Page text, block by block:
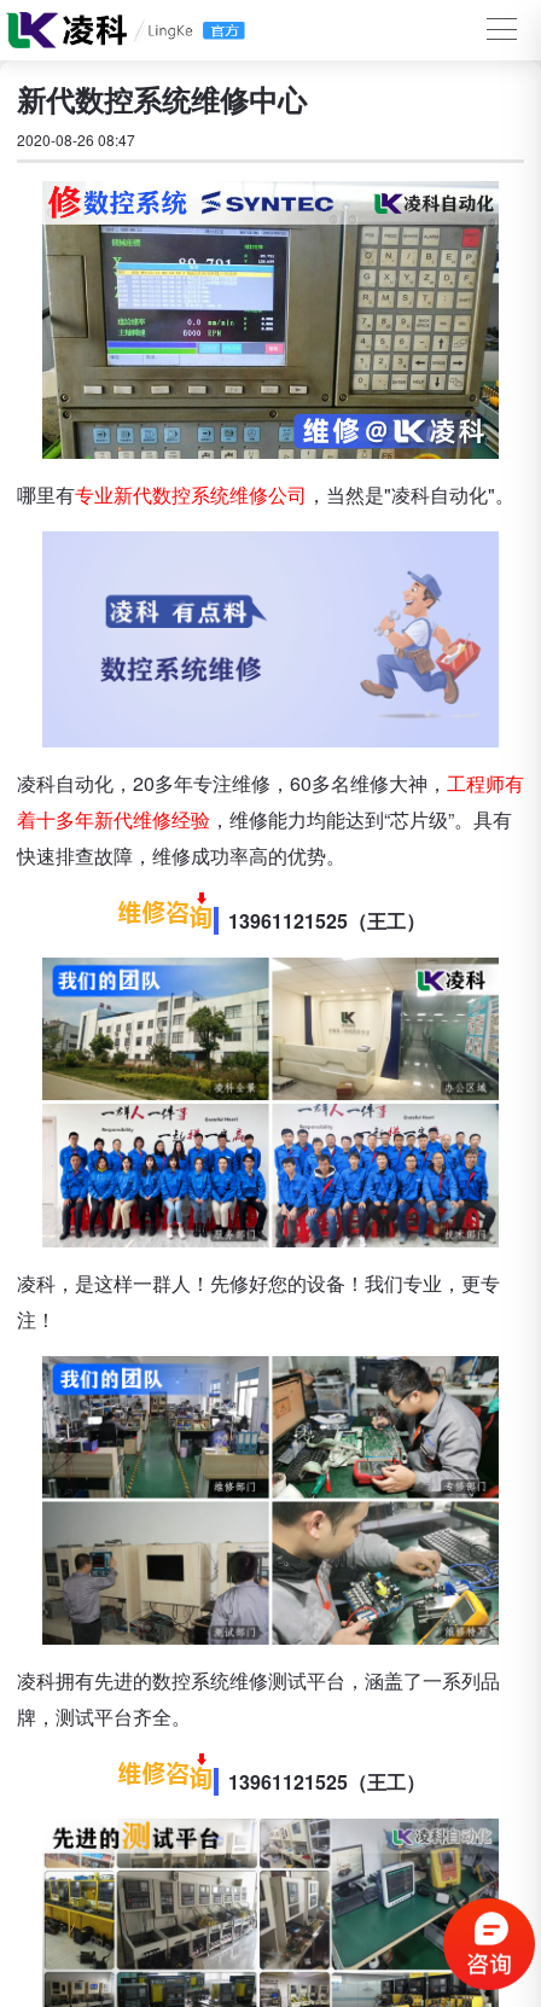
新代数控系统维修中心
2020-08-26 08:47
哪里有专业新代数控系统维修公司 ，当然是"凌科自动化"。
凌科自动化，20多年专注维修，60多名维修大神， 工程师有
着十多年新代维修经验 ，维修能力均能达到“芯片级”。具有
快速排查故障，维修成功率高的优势。
13961121525（王工）
凌科，是这样一群人！先修好您的设备！我们专业，更专
注！
凌科拥有先进的数控系统维修测试平台，涵盖了一系列品
牌，测试平台齐全。
13961121525（王工）